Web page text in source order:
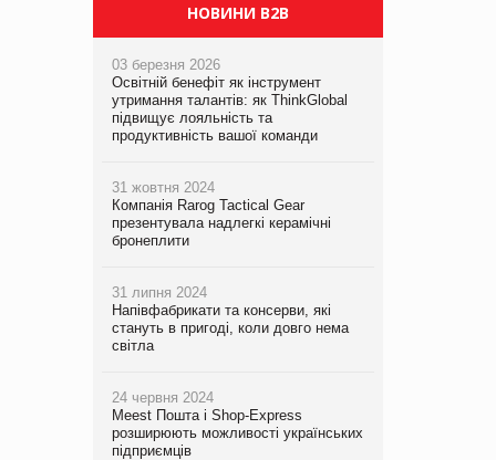
НОВИНИ B2B
03 березня 2026
Освітній бенефіт як інструмент
утримання талантів: як ThinkGlobal
підвищує лояльність та
продуктивність вашої команди
31 жовтня 2024
Компанія Rarog Tactical Gear
презентувала надлегкі керамічні
бронеплити
31 липня 2024
Напівфабрикати та консерви, які
стануть в пригоді, коли довго нема
світла
24 червня 2024
Meest Пошта і Shop-Express
розширюють можливості українських
підприємців